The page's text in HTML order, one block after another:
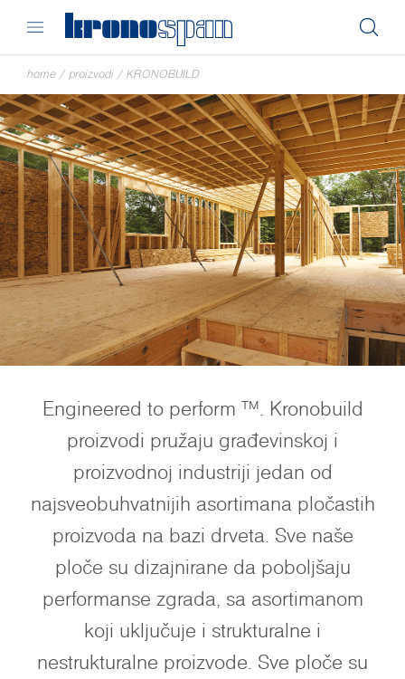
home / proizvodi / KRONOBUILD
Engineered to perform ™. Kronobuild
proizvodi pružaju građevinskoj i
proizvodnoj industriji jedan od
najsveobuhvatnijih asortimana pločastih
proizvoda na bazi drveta. Sve naše
ploče su dizajnirane da poboljšaju
performanse zgrada, sa asortimanom
koji uključuje i strukturalne i
nestrukturalne proizvode. Sve ploče su